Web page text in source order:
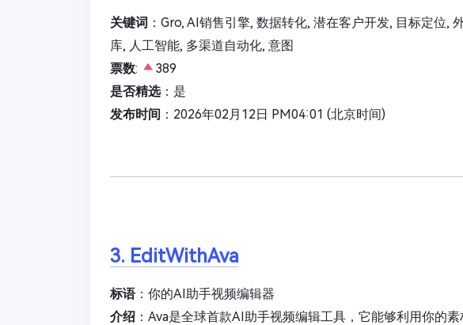
关键词 ：Gro, AI销售引擎, 数据转化, 潜在客户开发, 目标定位,
库, 人工智能, 多渠道自动化, 意图
票数:
389
是否精选：是
发布时间 ：2026年02月12日 PM04:01 (北京时间)
3. EditWithAva
标语：你的AI助手视频编辑器
介绍 ：Ava是全球首款AI助手视频编辑工具，它能够利用你的